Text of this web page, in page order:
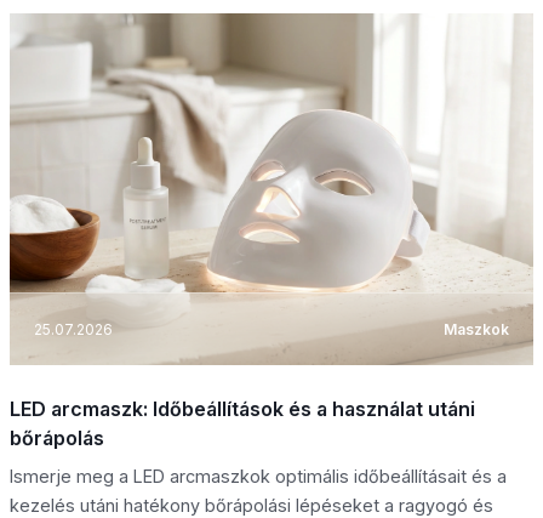
25.07.2026 Maszkok
LED arcmaszk: Időbeállítások és a használat utáni
bőrápolás
Ismerje meg a LED arcmaszkok optimális időbeállításait és a
kezelés utáni hatékony bőrápolási lépéseket a ragyogó és